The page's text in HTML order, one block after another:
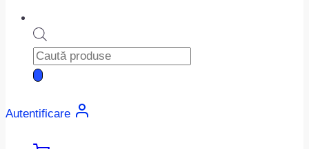
Products
search
Autentificare